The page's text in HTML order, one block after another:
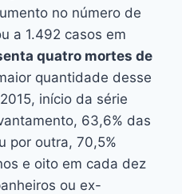
no número de
a 1.492 casos em
quatro mortes de
quantidade desse
início da série
63,6% das
por outra, 70,5%
e oito em cada dez
ou ex-